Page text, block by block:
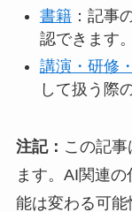
書籍：記事
認できます。
講演・研修
して扱う際
注記： この記
ます。AI関連
能は変わる可